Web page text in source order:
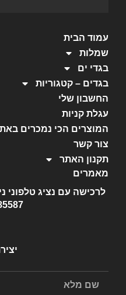
עמוד הבית
שמלות
בגדי ים
בגדים – קטגוריות
החשבון שלי
עגלת קניות
המוצרים הכי נמכרים
צור קשר
תקנון האתר
מאמרים
לרכישה עם נציג טלפוני